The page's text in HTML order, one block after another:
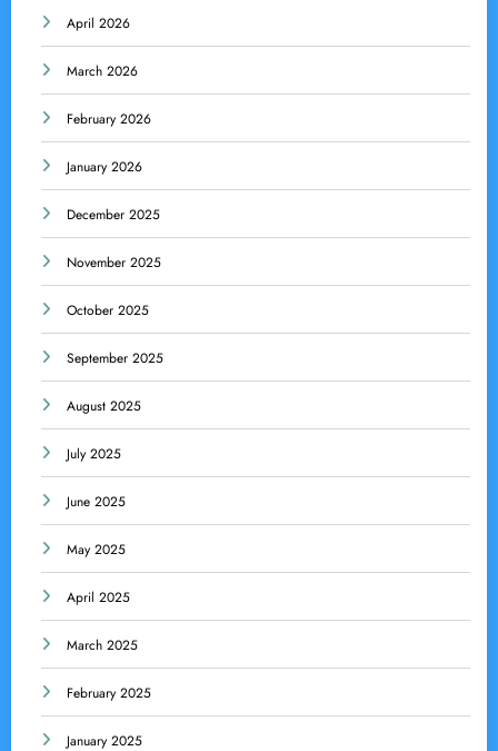
April 2026
March 2026
February 2026
January 2026
December 2025
November 2025
October 2025
September 2025
August 2025
July 2025
June 2025
May 2025
April 2025
March 2025
February 2025
January 2025